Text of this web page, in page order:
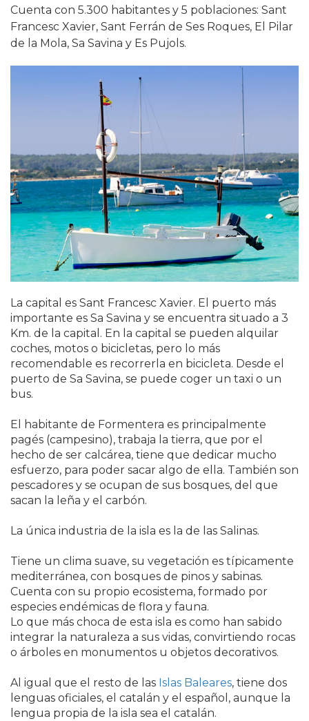
Cuenta con 5.300 habitantes y 5 poblaciones: Sant
Francesc Xavier, Sant Ferrán de Ses Roques, El Pilar
de la Mola, Sa Savina y Es Pujols.
La capital es Sant Francesc Xavier. El puerto más
importante es Sa Savina y se encuentra situado a 3
Km. de la capital. En la capital se pueden alquilar
coches, motos o bicicletas, pero lo más
recomendable es recorrerla en bicicleta. Desde el
puerto de Sa Savina, se puede coger un taxi o un
bus.
El habitante de Formentera es principalmente
pagés (campesino), trabaja la tierra, que por el
hecho de ser calcárea, tiene que dedicar mucho
esfuerzo, para poder sacar algo de ella. También son
pescadores y se ocupan de sus bosques, del que
sacan la leña y el carbón.
La única industria de la isla es la de las Salinas.
Tiene un clima suave, su vegetación es típicamente
mediterránea, con bosques de pinos y sabinas.
Cuenta con su propio ecosistema, formado por
especies endémicas de flora y fauna.
Lo que más choca de esta isla es como han sabido
integrar la naturaleza a sus vidas, convirtiendo rocas
o árboles en monumentos u objetos decorativos.
Al igual que el resto de las Islas Baleares, tiene dos
lenguas oficiales, el catalán y el español, aunque la
lengua propia de la isla sea el catalán.